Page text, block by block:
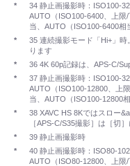
*
34 静止画撮影時：ISO100-
AUTO（ISO100-6400、上限
当、AUTO（ISO100-6400相
*
35 連続撮影モード「Hi+」
ります
*
36 4K 60p記録は、APS-C/
*
37 静止画撮影時：ISO100-
AUTO（ISO100-12800、上
当、AUTO（ISO100-12800
*
38 XAVC HS 8Kではスロー
［APS-C/S35撮影］は［切
*
39 静止画撮影時
*
40 静止画撮影時：ISO80-
AUTO（ISO80-12800、上限